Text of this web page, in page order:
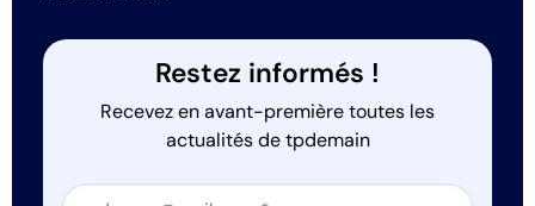
Restez informés !
Recevez en avant-première toutes les
actualités de tpdemain